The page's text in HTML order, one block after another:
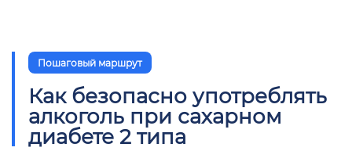
Пошаговый маршрут
Как безопасно употреблять
алкоголь при сахарном
диабете 2 типа